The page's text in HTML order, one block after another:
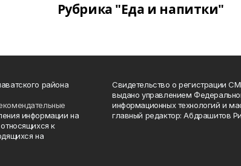
Рубрика "Еда и напитки"
района
информации на
к
на
Свидетельство о регистрации
выдано управлением
информационных технологий и
главный редактор: Абдрашитов